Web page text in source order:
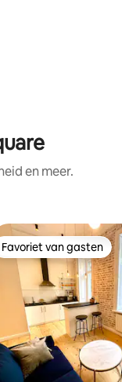
en meer.
Favoriet van gasten
Favoriet van gasten